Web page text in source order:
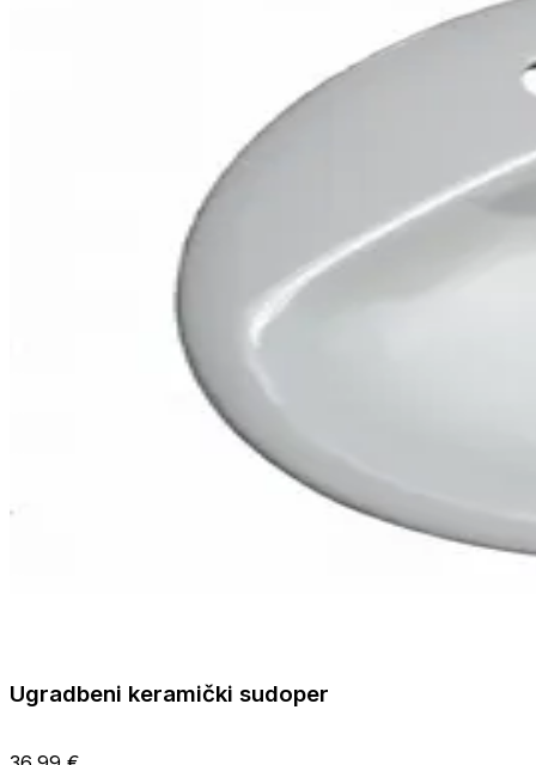
Ugradbeni keramički sudoper